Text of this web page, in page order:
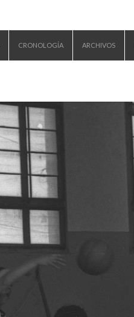
CRONOLOGÍA ARCHIVOS